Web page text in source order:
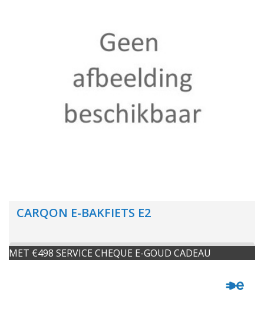
CARQON E-BAKFIETS E2
MET €498 SERVICE CHEQUE E-GOUD CADEAU